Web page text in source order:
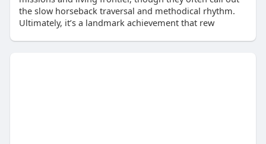
the slow horseback traversal and methodical rhythm.
Ultimately, it’s a landmark achievement that rew